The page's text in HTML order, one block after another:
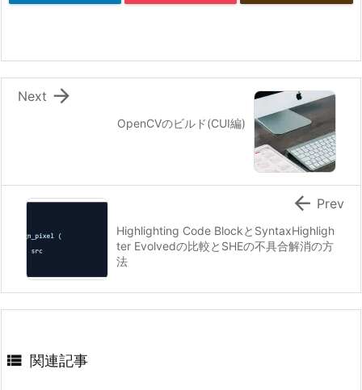
OpenCVのビルド(CUI編)

Next
Highlighting Code BlockとSyntaxHighligh
ter Evolvedの比較とSHEの不具合解消の方
法
 Prev
 関連記事